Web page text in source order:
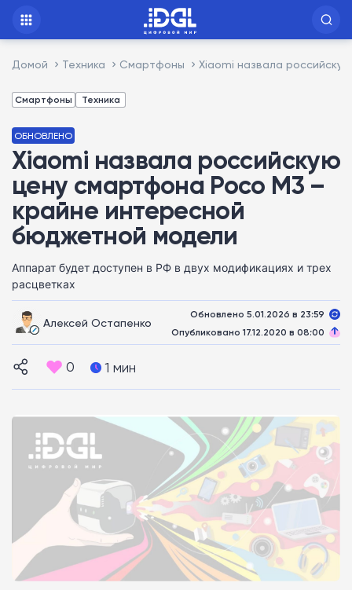
Домой Техника Смартфоны Xiaomi назвала
Смартфоны Техника
ОБНОВЛЕНО
Xiaomi назвала российскую
цену смартфона Poco M3 –
крайне интересной
бюджетной модели
Аппарат будет доступен в РФ в двух модификациях и трех
расцветках
Алексей Остапенко
Обновлено 5.01.2026 в 23:59
Опубликовано 17.12.2020 в 08:00
0 1 мин